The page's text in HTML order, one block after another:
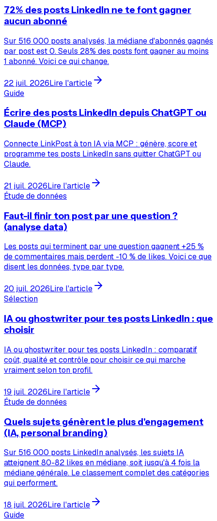
72% des posts LinkedIn ne te font gagner
aucun abonné
Sur 516 000 posts analysés, la médiane d'abonnés gagnés
par post est 0. Seuls 28% des posts font gagner au moins
1 abonné. Voici ce qui change.
22 juil. 2026Lire l'article
Guide
Écrire des posts LinkedIn depuis ChatGPT ou
Claude (MCP)
Connecte LinkPost à ton IA via MCP : génère, score et
programme tes posts LinkedIn sans quitter ChatGPT ou
Claude.
21 juil. 2026Lire l'article
Étude de données
Faut-il finir ton post par une question ?
(analyse data)
Les posts qui terminent par une question gagnent +25 %
de commentaires mais perdent -10 % de likes. Voici ce que
disent les données, type par type.
20 juil. 2026Lire l'article
Sélection
IA ou ghostwriter pour tes posts LinkedIn : que
choisir
IA ou ghostwriter pour tes posts LinkedIn : comparatif
coût, qualité et contrôle pour choisir ce qui marche
vraiment selon ton profil.
19 juil. 2026Lire l'article
Étude de données
Quels sujets génèrent le plus d'engagement
(IA, personal branding)
Sur 516 000 posts LinkedIn analysés, les sujets IA
atteignent 80-82 likes en médiane, soit jusqu'à 4 fois la
médiane générale. Le classement complet des catégories
qui performent.
18 juil. 2026Lire l'article
Guide